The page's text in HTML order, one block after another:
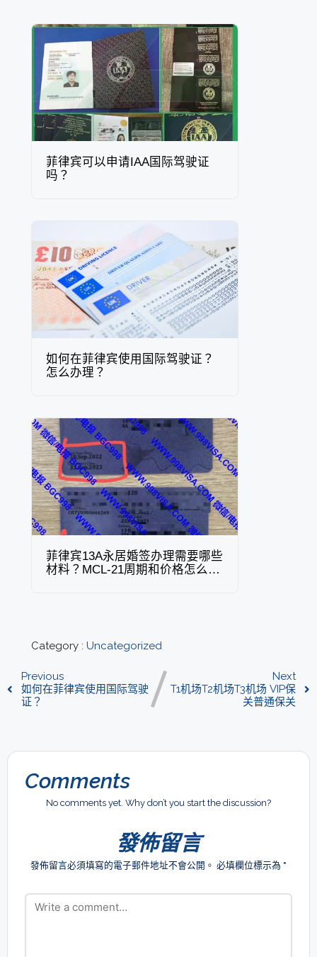
菲律宾可以申请IAA国际驾驶证
吗？
如何在菲律宾使用国际驾驶证？
怎么办理？
菲律宾13A永居婚签办理需要哪些
材料？MCL-21周期和价格怎么
Category : Uncategorized
Previous
如何在菲律宾使用国际驾驶
证？
Next
T1机场T2机场T3机场 VIP保
关普通保关
Comments
No comments yet. Why don’t you start the discussion?
發佈留言
發佈留言必須填寫的電子郵件地址不會公開。 必填欄位標示為 *